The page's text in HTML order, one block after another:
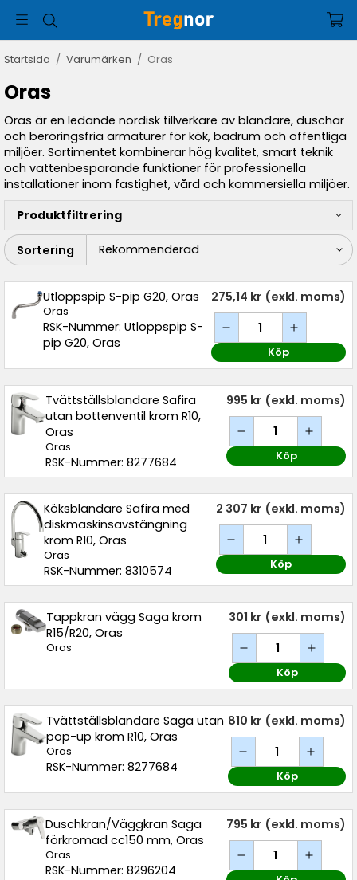
Startsida / Varumärken / Oras
Oras
Oras är en ledande nordisk tillverkare av blandare, duschar
och beröringsfria armaturer för kök, badrum och offentliga
miljöer. Sortimentet kombinerar hög kvalitet, smart teknik
och vattenbesparande funktioner för professionella
installationer inom fastighet, vård och kommersiella miljöer.
Produktfiltrering
Sortering
Utloppspip S-pip G20, Oras
Oras
RSK-Nummer: Utloppspip S-
pip G20, Oras
275,14 kr (exkl. moms)
Köp
Tvättställsblandare Safira
utan bottenventil krom R10,
Oras
Oras
RSK-Nummer: 8277684
995 kr (exkl. moms)
Köp
Köksblandare Safira med
diskmaskinsavstängning
krom R10, Oras
Oras
RSK-Nummer: 8310574
2 307 kr (exkl. moms)
Köp
Tappkran vägg Saga krom
R15/R20, Oras
Oras
301 kr (exkl. moms)
Köp
Tvättställsblandare Saga utan
pop-up krom R10, Oras
Oras
RSK-Nummer: 8277684
810 kr (exkl. moms)
Köp
Duschkran/Väggkran Saga
förkromad cc150 mm, Oras
Oras
RSK-Nummer: 8296204
795 kr (exkl. moms)